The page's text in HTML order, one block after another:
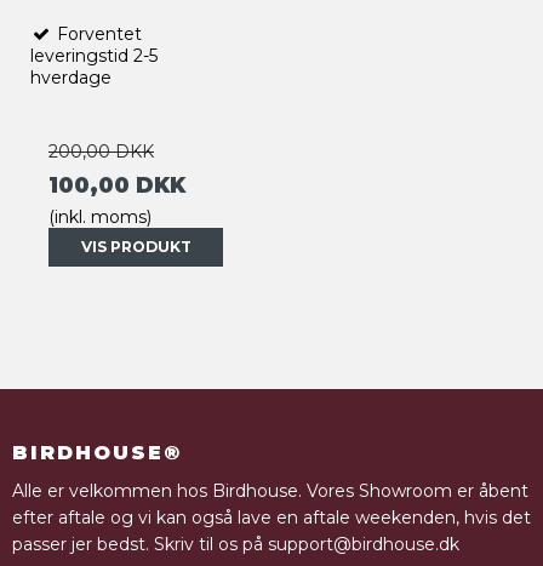
Forventet
leveringstid 2-5
hverdage
200,00 DKK
100,00 DKK
(inkl. moms)
VIS PRODUKT
BIRDHOUSE®
Alle er velkommen hos Birdhouse. Vores Showroom er åbent
efter aftale og vi kan også lave en aftale weekenden, hvis det
passer jer bedst. Skriv til os på support@birdhouse.dk